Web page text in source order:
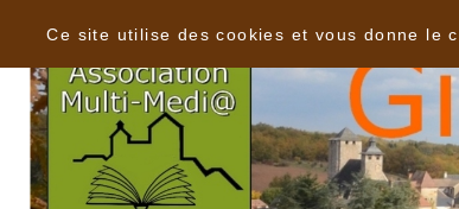
Ce site utilise des cookies et vous donne le